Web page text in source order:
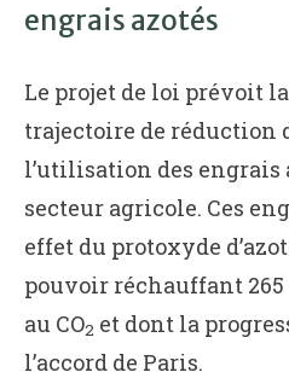
engrais azotés
Le projet de loi prévoit
trajectoire de réduction
l’utilisation des engrais
secteur agricole. Ces
effet du protoxyde
pouvoir réchauffant
au CO2 et dont la
l’accord de Paris.